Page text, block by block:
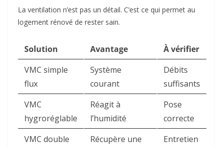
La ventilation n’est pas un détail. C’est ce qui permet au
logement rénové de rester sain.
Solution Avantage
À vérifier
VMC simple
flux
Système
courant
Débits
suffisants
VMC
hygroréglable
Réagit à
l’humidité
Pose
correcte
VMC double
Récupère une
Entretien